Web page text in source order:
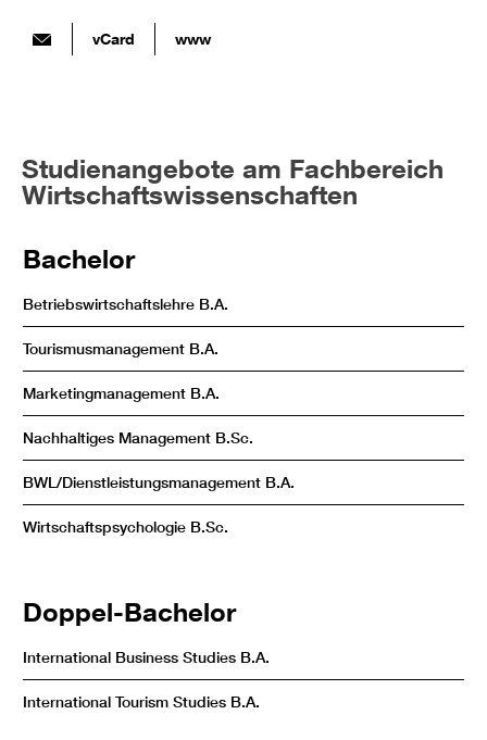
vCard www
Studienangebote am Fachbereich
Wirtschaftswissenschaften
Bachelor
Betriebswirtschaftslehre B.A.
Tourismusmanagement B.A.
Marketingmanagement B.A.
Nachhaltiges Management B.Sc.
BWL/Dienstleistungsmanagement B.A.
Wirtschaftspsychologie B.Sc.
Doppel-Bachelor
International Business Studies B.A.
International Tourism Studies B.A.